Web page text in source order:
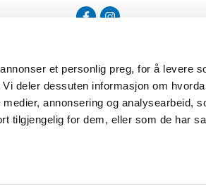
et personlig preg, for å levere
deler dessuten informasjon om
annonsering og analysearbeid,
tilgjengelig for dem, eller som de har
Torshov Sport har over 90 års
klubbhandel. Torshov Sport har
Drammen, Sandvika Storsenter